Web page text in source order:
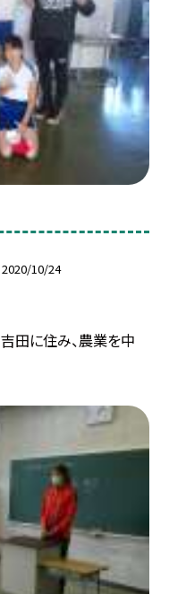
2020/10/24
吉田に住み、農業を中